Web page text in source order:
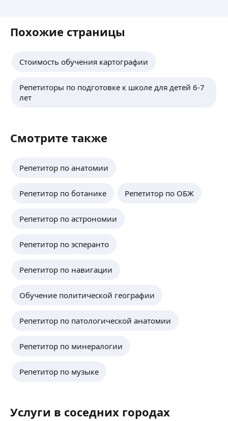
Похожие страницы
Стоимость обучения картографии
Репетиторы по подготовке к школе для детей 6-7
лет
Смотрите также
Репетитор по анатомии
Репетитор по ботанике Репетитор по ОБЖ
Репетитор по астрономии
Репетитор по эсперанто
Репетитор по навигации
Обучение политической географии
Репетитор по патологической анатомии
Репетитор по минералогии
Репетитор по музыке
Услуги в соседних городах